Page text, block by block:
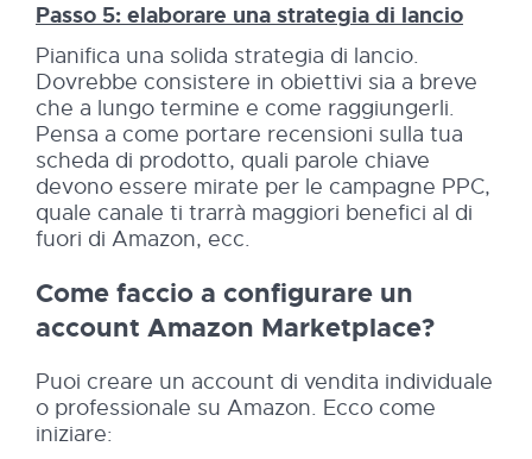
Passo 5: elaborare una strategia di lancio
Pianifica una solida strategia di lancio.
Dovrebbe consistere in obiettivi sia a breve
che a lungo termine e come raggiungerli.
Pensa a come portare recensioni sulla tua
scheda di prodotto, quali parole chiave
devono essere mirate per le campagne PPC,
quale canale ti trarrà maggiori benefici al di
fuori di Amazon, ecc.
Come faccio a configurare un
account Amazon Marketplace?
Puoi creare un account di vendita individuale
o professionale su Amazon. Ecco come
iniziare: